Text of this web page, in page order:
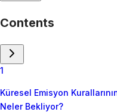
Contents
1
Küresel Emisyon
Neler Bekliyor?